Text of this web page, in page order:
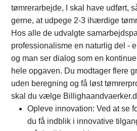
tømrerarbejde, I skal have udført,
gerne, at udpege 2-3 ihærdige
Hos alle de udvalgte
professionalisme en naturlig del -
og man ser dialog som en
hele opgaven. Du modtager flere
uden beregning og få løst
skal du vælge
Opleve innovation: Ved at se
du få indblik i innovative